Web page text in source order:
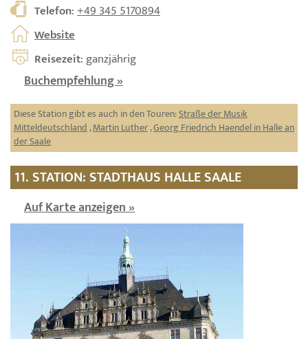
Telefon:+49 345 5170894
Website
Reisezeit: ganzjährig
Buchempfehlung »
Diese Station gibt es auch in den Touren:Straße der Musik
Mitteldeutschland,Martin Luther,Georg Friedrich Haendel in Halle an
der Saale
11. STATION: STADTHAUS HALLE SAALE
Auf Karte anzeigen »